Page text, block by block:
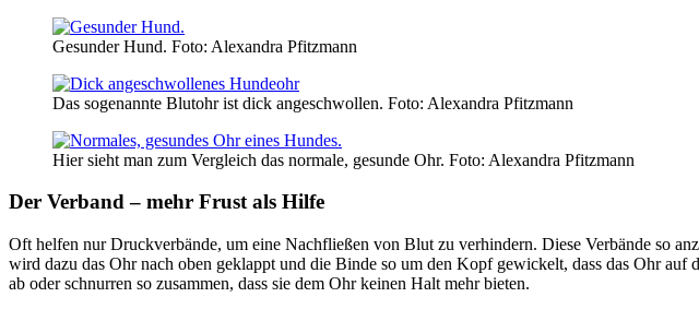
Gesunder Hund. Foto: Alexandra Pfitzmann
Das sogenannte Blutohr ist dick angeschwollen. Foto: Alexandra Pfitzmann
Hier sieht man zum Vergleich das normale, gesunde Ohr. Foto: Alexandra Pfitzmann
Der Verband – mehr Frust als Hilfe
Oft helfen nur Druckverbände, um eine Nachfließen von Blut zu verhindern. Diese Verbände so
wird dazu das Ohr nach oben geklappt und die Binde so um den Kopf gewickelt, dass das Ohr
ab oder schnurren so zusammen, dass sie dem Ohr keinen Halt mehr bieten.